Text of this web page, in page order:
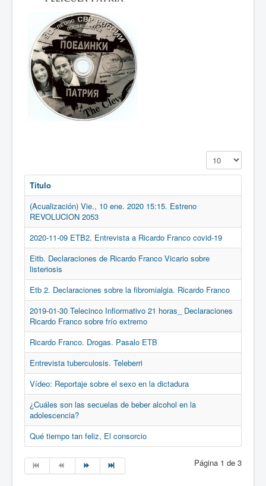
Cantidad a
Título
(Acualización) Vie., 10 ene. 2020 15:15. Estreno
REVOLUCION 2053
2020-11-09 ETB2. Entrevista a Ricardo Franco covid-19
Eitb. Declaraciones de Ricardo Franco Vicario sobre
listeriosis
Etb 2. Declaraciones sobre la fibromialgia. Ricardo Franco
2019-01-30 Telecinco Infiormativo 21 horas_ Declaraciones
Ricardo Franco sobre frío extremo
Ricardo Franco. Drogas. Pasalo ETB
Entrevista tuberculosis. Teleberri
Vídeo: Reportaje sobre el sexo en la dictadura
¿Cuáles son las secuelas de beber alcohol en la
adolescencia?
Qué tiempo tan feliz, El consorcio
Página 1 de 3